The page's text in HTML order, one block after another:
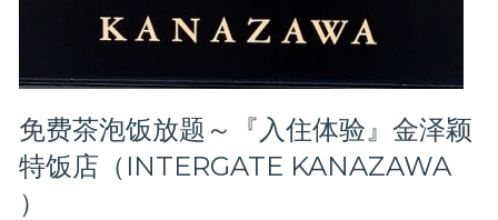
分
到
元
可
免费茶泡饭放题～『入住体验』金泽颖
特饭店（INTERGATE KANAZAWA
）